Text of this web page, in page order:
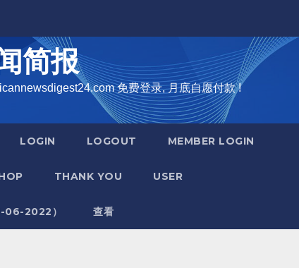
简报
免费登录, 月底自愿付款 !
LOGIN LOGOUT MEMBER LOGIN
THANK YOU USER
06-2022） 查看